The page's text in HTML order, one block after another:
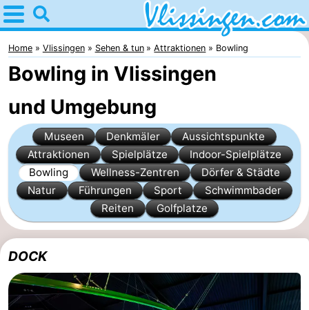
Home
Vlissingen
Tipps
Für
kindern
Übernachten
Appartements
-
Martina
Campingplätze
Ferienhäuser
-
Home Vlissingen Sehen & tun Attraktionen Bowling
Bowling in Vlissingen
und Umgebung
Museen Denkmäler
Aussichtspunkte
Attraktionen
Spielplätze
Indoor-Spielplätze
Bowling
Wellness-Zentren
Dörfer & Städte
Natur
Führungen Sport
Schwimmbader
Reiten
Golfplatze
DOCK